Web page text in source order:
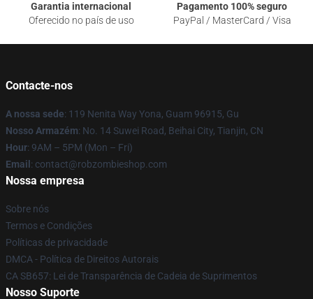
Garantia internacional
Oferecido no país de uso
Pagamento 100% seguro
PayPal / MasterCard / Visa
Contacte-nos
A nossa sede: 119 Nenita Way Yona, Guam 96915, Gu
Nosso Armazém: No. 14 Suwei Road, Beihai City, Tianjin, CN
Hour: 9AM – 5PM (Mon – Fri)
Email : contact@robzombieshop.com
Nossa empresa
Sobre nós
Termos e Condições
Políticas de privacidade
DMCA - Política de Direitos Autorais
CA SB657: Lei de Transparência de Cadeia de Suprimentos
Nosso Suporte